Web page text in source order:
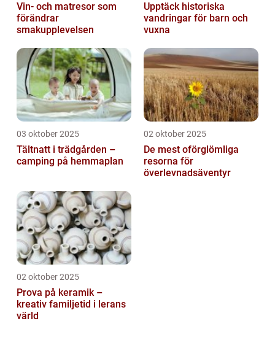
Vin- och matresor som
förändrar
smakupplevelsen
Upptäck historiska
vandringar för barn och
vuxna
03 oktober 2025
Tältnatt i trädgården –
camping på hemmaplan
02 oktober 2025
De mest oförglömliga
resorna för
överlevnadsäventyr
02 oktober 2025
Prova på keramik –
kreativ familjetid i lerans
värld